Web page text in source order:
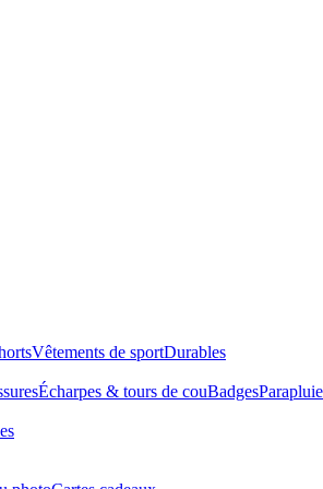
Vêtements de sportDurables
Écharpes & tours de couBadges